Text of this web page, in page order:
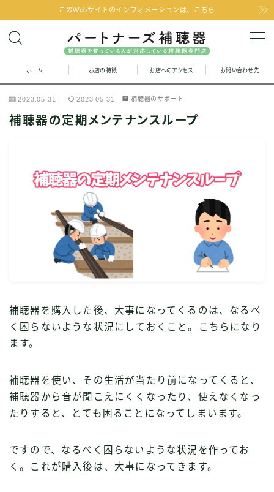
このWebサイトのインフォメーションは、こちら
MENU
お問い合わせ
お店の特徴
聞こえの改善と補聴器のFAQ
お客様の声
取り扱い補聴器
ホーム お店の特徴 お店へのアクセス お問い合わせ先
2023.05.31 2023.05.31 補聴器のサポート
補聴器の定期メンテナンスループ
補聴器を購入した後、大事になってくるのは、なるべ
く困らないような状況にしておくこと。こちらになり
ます。
補聴器を使い、その生活が当たり前になってくると、
補聴器から音が聞こえにくくなったり、使えなくなっ
たりすると、とても困ることになってしまいます。
ですので、なるべく困らないような状況を作ってお
く。これが購入後は、大事になってきます。